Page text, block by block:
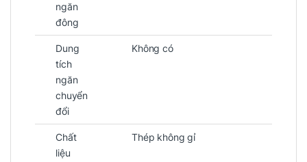
ngăn
đông
Dung
tích
ngăn
chuyển
đổi
Không có
Chất
liệu
Thép không gỉ